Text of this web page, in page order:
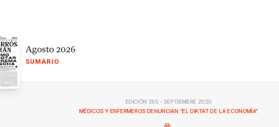
Agosto 2026
SUMARIO
EDICIÓN 255 - SEPTIEMBRE 2020
MÉDICOS Y ENFERMEROS DENUNCIAN “EL DIKTAT DE LA ECONOMÍA”